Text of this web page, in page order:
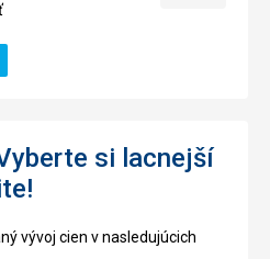
si lacnejší
vývoj cien v nasledujúcich